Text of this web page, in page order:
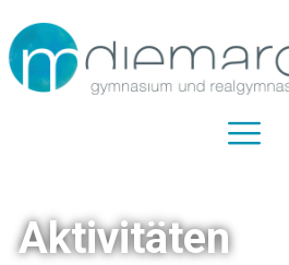
Aktivitäten